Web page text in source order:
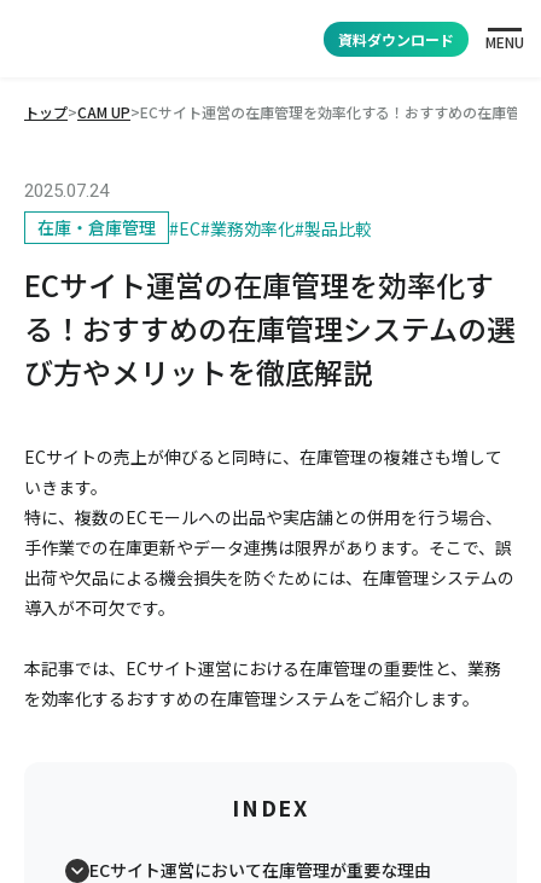
資料ダウンロード MENU
トップ>CAM UP>ECサイト運営の在庫管理を効率化する！おすすめの在庫管
2025.07.24
在庫・倉庫管理 #EC#業務効率化#製品比較
ECサイト運営の在庫管理を効率化す
る！おすすめの在庫管理システムの選
び方やメリットを徹底解説
ECサイトの売上が伸びると同時に、在庫管理の複雑さも増して
いきます。
特に、複数のECモールへの出品や実店舗との併用を行う場合、
手作業での在庫更新やデータ連携は限界があります。そこで、誤
出荷や欠品による機会損失を防ぐためには、在庫管理システムの
導入が不可欠です。
本記事では、ECサイト運営における在庫管理の重要性と、業務
を効率化するおすすめの在庫管理システムをご紹介します。
INDEX
ECサイト運営において在庫管理が重要な理由